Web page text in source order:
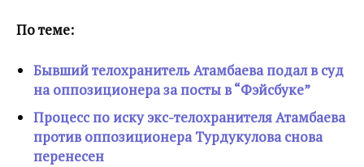
По теме:
Бывший телохранитель Атамбаева подал в суд
на оппозиционера за посты в “Фэйсбуке”
Процесс по иску экс-телохранителя Атамбаева
против оппозиционера Турдукулова снова
перенесен